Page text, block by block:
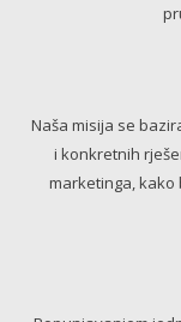
Naša misija se
i konkretnih
marketinga, kako